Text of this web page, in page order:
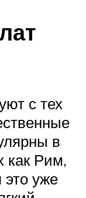
с тех
в
как Рим,
это уже